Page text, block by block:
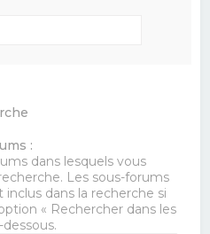
:
dans lesquels vous
Les sous-forums
dans la recherche si
« Rechercher dans les